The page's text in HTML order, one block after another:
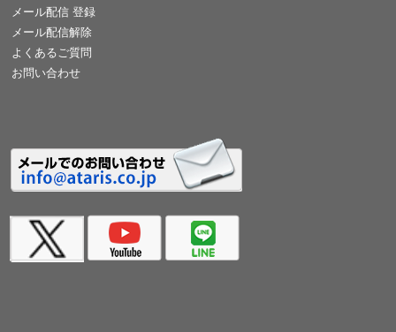
メール配信 登録
メール配信解除
よくあるご質問
お問い合わせ